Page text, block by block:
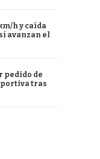
h y caída
avanzan el
pedido de
tras